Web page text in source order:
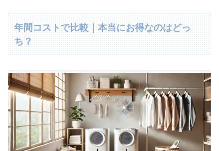
年間コストで比較｜本当にお得なのはどっ
ち？